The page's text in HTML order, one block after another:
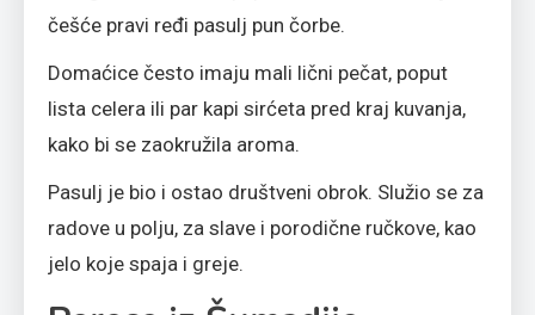
češće pravi ređi pasulj pun čorbe.
Domaćice često imaju mali lični pečat, poput
lista celera ili par kapi sirćeta pred kraj kuvanja,
kako bi se zaokružila aroma.
Pasulj je bio i ostao društveni obrok. Služio se za
radove u polju, za slave i porodične ručkove, kao
jelo koje spaja i greje.